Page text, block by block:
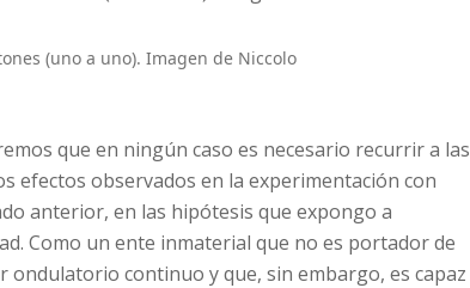
(uno a uno). Imagen de Niccolo
que en ningún caso es necesario recurrir a las
efectos observados en la experimentación con
anterior, en las hipótesis que expongo a
Como un ente inmaterial que no es portador de
continuo y que, sin embargo, es capaz